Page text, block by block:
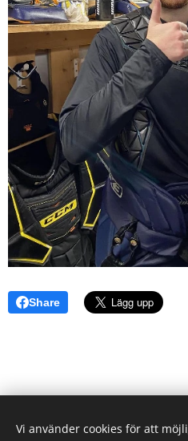
Share
Sunderby SK -
Vi använder cookies för att